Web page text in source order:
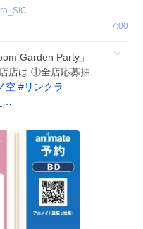
7:00
Garden Party」
店は ①全店応募抽
空 #リンクラ